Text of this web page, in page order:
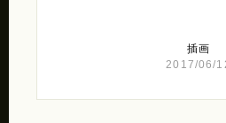
插画
2017/06/